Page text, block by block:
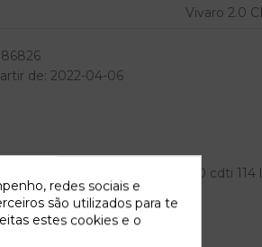
Vivaro 2.0
de: 2022-04-06
bomba freno para opel vivaro 2.0 cdti
redes sociais e
são utilizados para te
estes cookies e o